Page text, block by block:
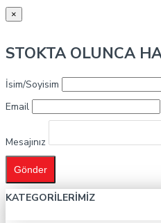
×
STOKTA OLUNCA
İsim/Soyisim
Email
Mesajınız
Gönder
KATEGORILERIMIZ